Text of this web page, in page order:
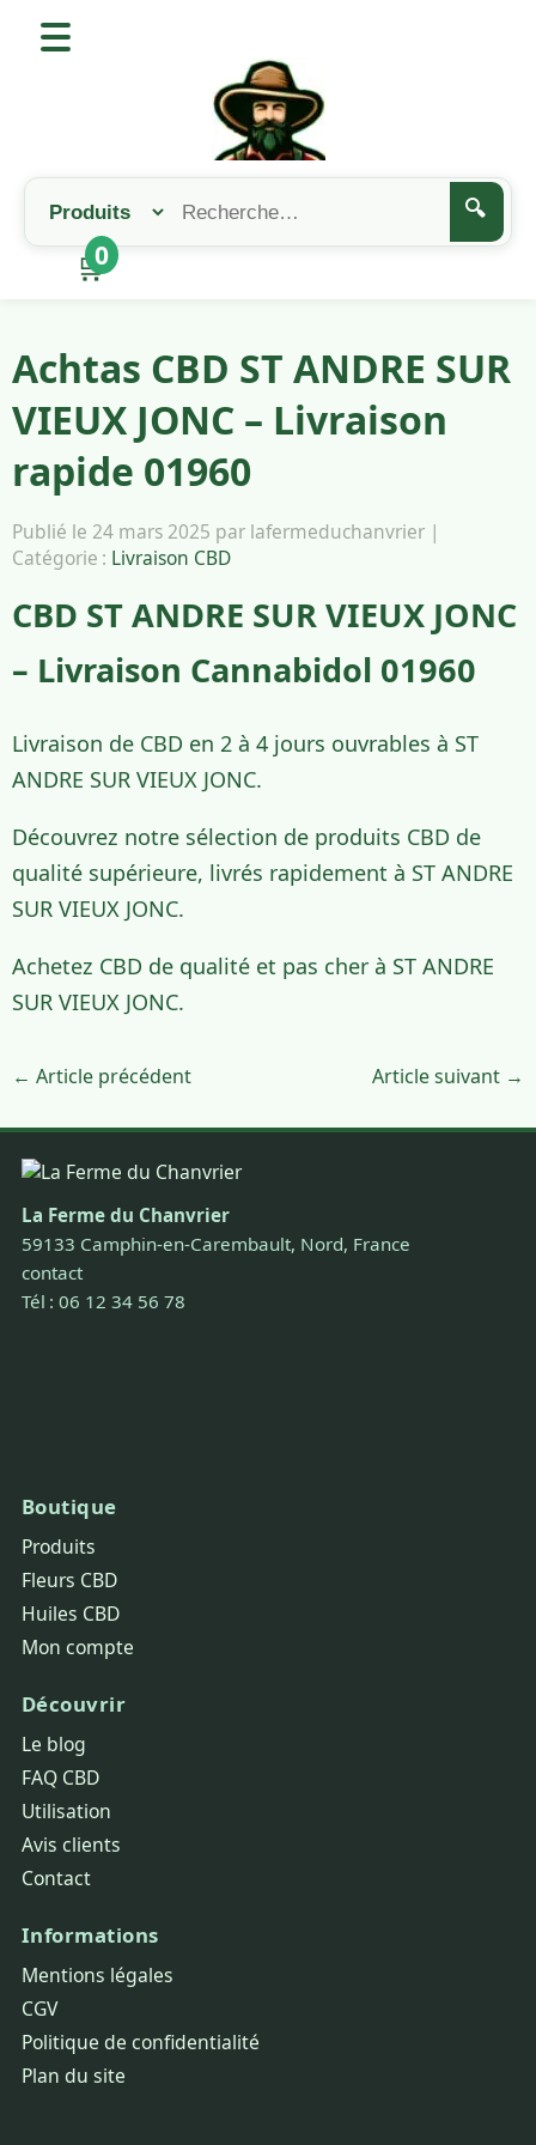
🔍
🛒
0
Achtas CBD ST ANDRE SUR
VIEUX JONC – Livraison
rapide 01960
Publié le 24 mars 2025 par lafermeduchanvrier |
Catégorie : Livraison CBD
CBD ST ANDRE SUR VIEUX JONC
– Livraison Cannabidol 01960
Livraison de CBD en 2 à 4 jours ouvrables à ST
ANDRE SUR VIEUX JONC.
Découvrez notre sélection de produits CBD de
qualité supérieure, livrés rapidement à ST ANDRE
SUR VIEUX JONC.
Achetez CBD de qualité et pas cher à ST ANDRE
SUR VIEUX JONC.
← Article précédent Article suivant →
La Ferme du Chanvrier
59133 Camphin-en-Carembault, Nord, France
contact
Tél : 06 12 34 56 78
Boutique
Produits
Fleurs CBD
Huiles CBD
Mon compte
Découvrir
Le blog
FAQ CBD
Utilisation
Avis clients
Contact
Informations
Mentions légales
CGV
Politique de confidentialité
Plan du site